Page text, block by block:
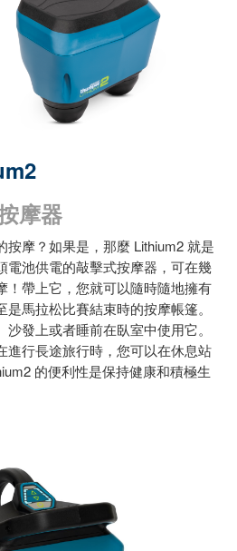
摩器
按摩？如果是，那麼 Lithium2 就是
電池供電的敲擊式按摩器，可在幾
！帶上它，您就可以隨時隨地擁有
馬拉松比賽結束時的按摩帳篷。
發上或者睡前在臥室中使用它。
進行長途旅行時，您可以在休息站
的便利性是保持健康和積極生